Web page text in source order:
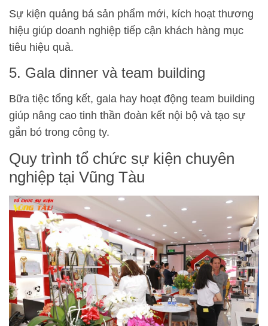
Sự kiện quảng bá sản phẩm mới, kích hoạt thương
hiệu giúp doanh nghiệp tiếp cận khách hàng mục
tiêu hiệu quả.
5. Gala dinner và team building
Bữa tiệc tổng kết, gala hay hoạt động team building
giúp nâng cao tinh thần đoàn kết nội bộ và tạo sự
gắn bó trong công ty.
Quy trình tổ chức sự kiện chuyên
nghiệp tại Vũng Tàu